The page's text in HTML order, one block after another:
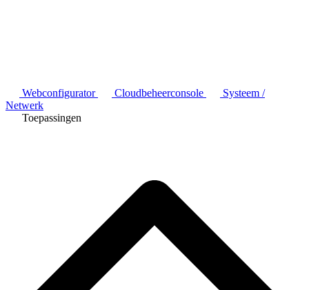
Webconfigurator Cloudbeheerconsole
Systeem /
Netwerk
Toepassingen